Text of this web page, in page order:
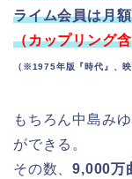
ライム会員は月
（カップリング
（※1975年版『時代』、
もちろん中島み
ができる。
その数、9,000万